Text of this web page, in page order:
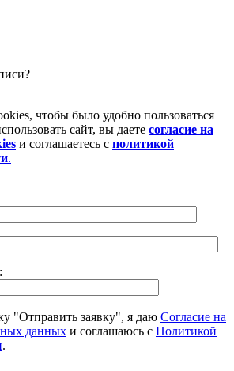
чтобы было удобно пользоваться
сайт, вы даете согласие на
и соглашаетесь с политикой
.
"Отправить заявку", я даю Согласие на
данных и соглашаюсь с Политикой
.